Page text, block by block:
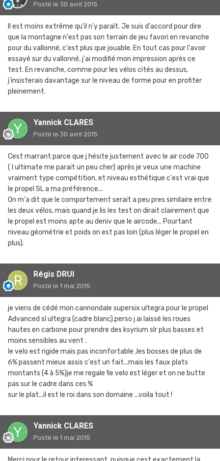
Posté le 30 avril 2015
Il est moins extrême qu'il n'y paraît. Je suis d'accord pour dire
que la montagne n'est pas son terrain de jeu favori en revanche
pour du vallonné, c'est plus que jouable. En tout cas pour l'avoir
essayé sur du vallonné, j'ai modifié mon impression après ce
test. En revanche, comme pour les vélos cités au dessus,
j'insisterais davantage sur le niveau de forme pour en profiter
pleinement.
Yannick CLARES
Posté le 30 avril 2015
Cest marrant parce que j hésite justement avec le air code 700
( l ultimate me parait un peu cher) après je veux une machine
vraiment type compétition, et niveau esthétique c'est vrai que
le propel SL a ma préférence...
On m'a dit que le comportement serait a peu pres similaire entre
les deux vélos, mais quand je lis les test on dirait clairement que
le propel est moins apte au deniv que le aircode... Pourtant
niveau géométrie et poids on est pas loin (plus léger le propel en
plus).
Régis DRUI
Posté le 1 mai 2015
je viens de cédé mon cannondale supersix ultegra pour le propel
Advanced sl ultegra (cadre blanc).perso j ai laissé les roues
hautes en carbone pour prendre des ksyrium slr plus basses et
moins sensibles au vent .
le velo est rigide mais pas inconfortable ,les bosses de plus de
6% passent mieux assis c'est un fait...mais les faux plats
montants (4 à 5%)je me regale !le velo est léger et on ne butte
pas sur le cadre dans ces %
sur le plat...il est le roi dans son domaine ...voila tout !
Yannick CLARES
Posté le 1 mai 2015